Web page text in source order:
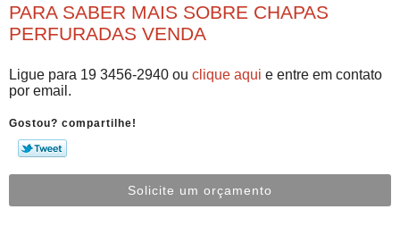
PARA SABER MAIS SOBRE CHAPAS
PERFURADAS VENDA
Ligue para 19 3456-2940 ou clique aqui e entre em contato
por email.
Gostou? compartilhe!
Solicite um orçamento